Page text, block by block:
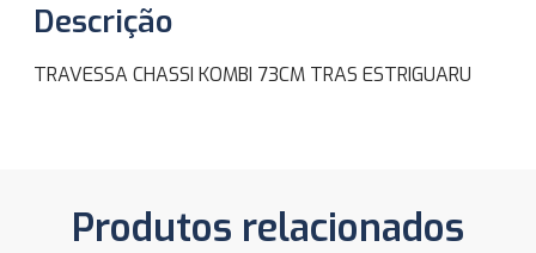
Descrição
TRAVESSA CHASSI KOMBI 73CM TRAS ESTRIGUARU
Produtos relacionados